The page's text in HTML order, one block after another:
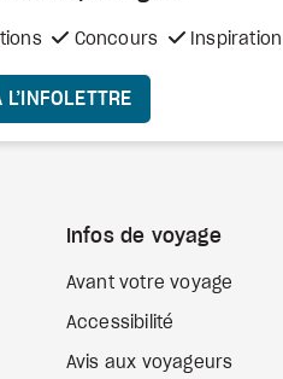
Concours Inspiration
L’INFOLETTRE
Infos de voyage
Avant votre voyage
Accessibilité
Avis aux voyageurs